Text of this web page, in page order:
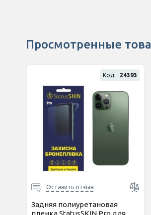
Просмотренные
Код: 24393
Оставить отзыв
Задняя полиуретановая